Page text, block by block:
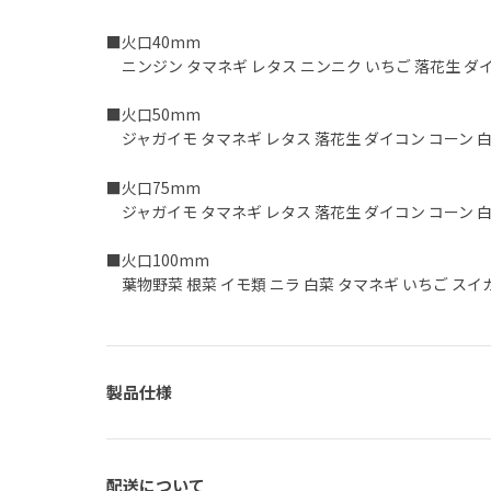
■火口40mm
ニンジン タマネギ レタス ニンニク いちご 落花生 ダ
■火口50mm
ジャガイモ タマネギ レタス 落花生 ダイコン コーン
■火口75mm
ジャガイモ タマネギ レタス 落花生 ダイコン コーン
■火口100mm
葉物野菜 根菜 イモ類 ニラ 白菜 タマネギ いちご スイ
製品仕様
配送について